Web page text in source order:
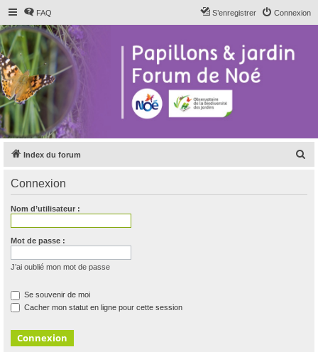
FAQ Connexion
S’enregistrer
Index du forum
Connexion
Nom d’utilisateur :
Mot de passe :
J’ai oublié mon mot de passe
Se souvenir de moi
Cacher mon statut en ligne pour cette session